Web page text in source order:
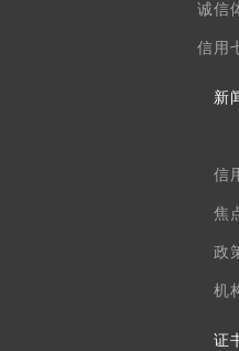
诚信
信用
新
信
焦
政
机
证